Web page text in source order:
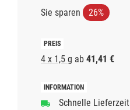
Sie sparen 26%
4 x 1,5 g ab 41,41 €
Schnelle Lieferzeit